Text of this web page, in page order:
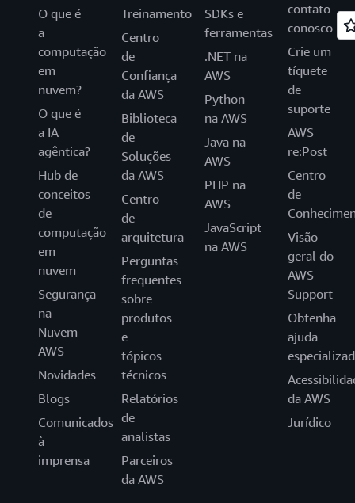
O que é
a
computação
em
nuvem?
O que é
a IA
agêntica?
Hub de
conceitos
de
computação
em
nuvem
Segurança
na
Nuvem
AWS
Novidades
Blogs
Comunicados
à
imprensa
Treinamento
Centro
de
Confiança
da AWS
Biblioteca
de
Soluções
da AWS
Centro
de
arquitetura
Perguntas
frequentes
sobre
produtos
e
tópicos
técnicos
Relatórios
de
analistas
Parceiros
da AWS
SDKs e
ferramentas
.NET na
AWS
Python
na AWS
Java na
AWS
PHP na
AWS
JavaScript
na AWS
contato
conosco
Crie um
tíquete
de
suporte
AWS
re:Post
Centro
de
Visão
geral do
AWS
Support
Obtenha
ajuda
da AWS
Jurídico